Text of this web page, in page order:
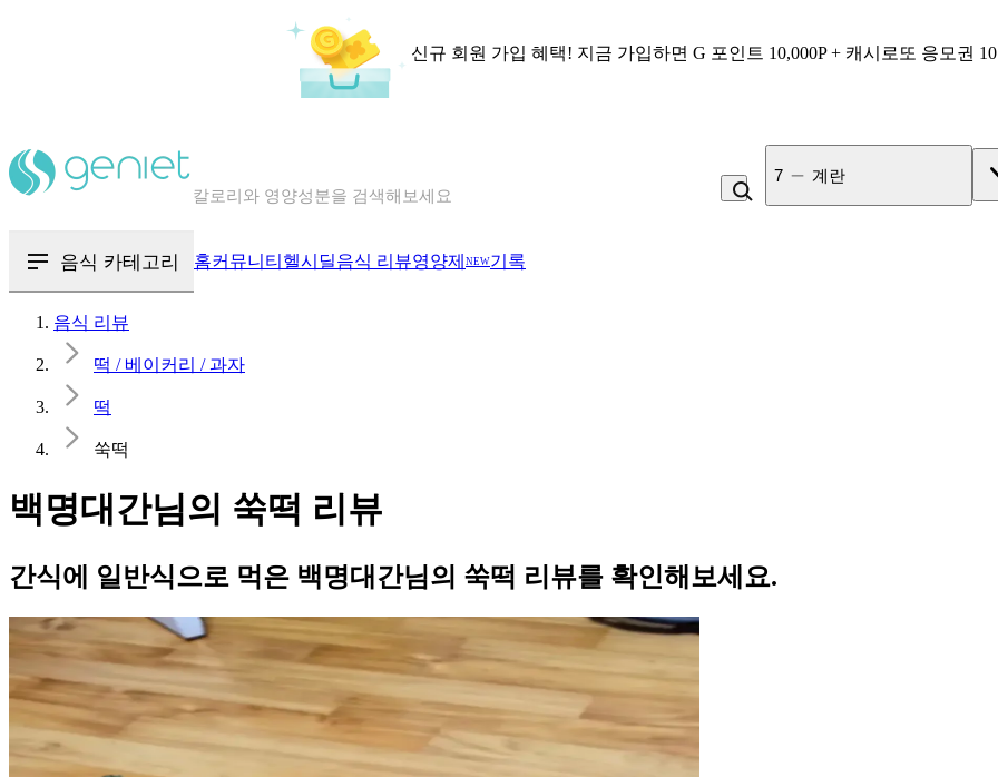
신규 회원 가입 혜택! 지금 가입하면 G 포인트 10,000P + 캐시로또 응모권
혈당 · 다이어트 음식 검색해보세요
7 계란
음식 카테고리 홈커뮤니티 헬시딜음식 리뷰영양제 NEW기록
음식 리뷰
떡 / 베이커리 / 과자
떡
쑥떡
백명대간님의 쑥떡 리뷰
간식에 일반식으로 먹은 백명대간님의 쑥떡 리뷰를 확인해보세요.